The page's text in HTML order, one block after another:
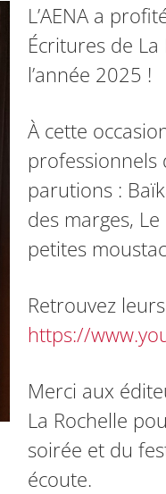
L’AENA a
Écritures de
l’année 2025 !
À cette
professionnels
parutions :
des marges,
petites
Retrouvez
https://
Merci aux
La Rochelle
soirée et du
écoute.